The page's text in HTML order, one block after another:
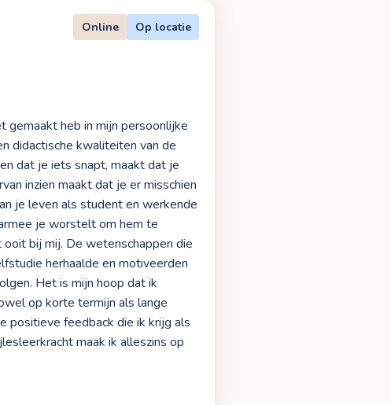
Online Op locatie
gemaakt heb in mijn persoonlijke
didactische kwaliteiten van de
dat je iets snapt, maakt dat je
inzien maakt dat je er misschien
je leven als student en werkende
je worstelt om hem te
bij mij. De wetenschappen die
herhaalde en motiveerden
Het is mijn hoop dat ik
op korte termijn als lange
positieve feedback die ik krijg als
maak ik alleszins op